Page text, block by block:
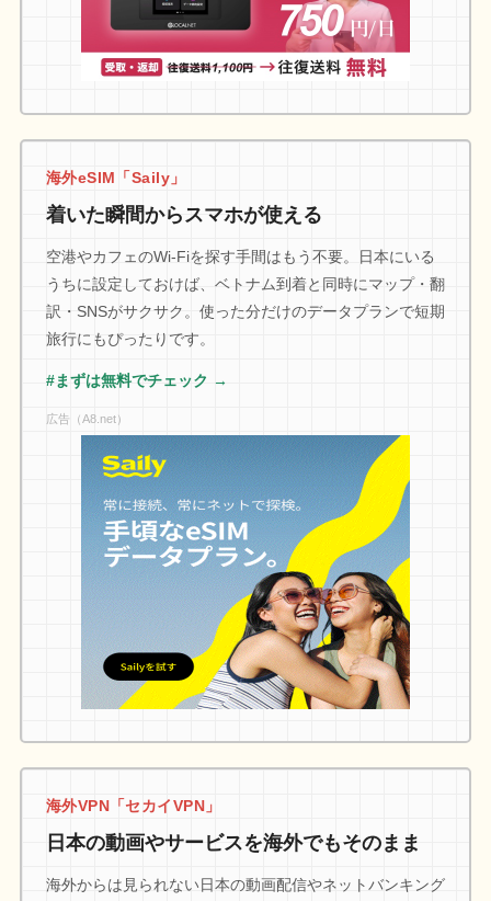
海外eSIM「Saily」
着いた瞬間からスマホが使える
空港やカフェのWi-Fiを探す手間はもう不要。日本にいる
うちに設定しておけば、ベトナム到着と同時にマップ・翻
訳・SNSがサクサク。使った分だけのデータプランで短期
旅行にもぴったりです。
#まずは無料でチェック →
広告（A8.net）
海外VPN「セカイVPN」
日本の動画やサービスを海外でもそのまま
海外からは見られない日本の動画配信やネットバンキング